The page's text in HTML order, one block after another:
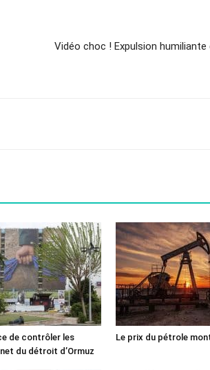
Vidéo choc ! Expulsion humiliante
de contrôler les
du détroit d’Ormuz
Le prix du pétrole